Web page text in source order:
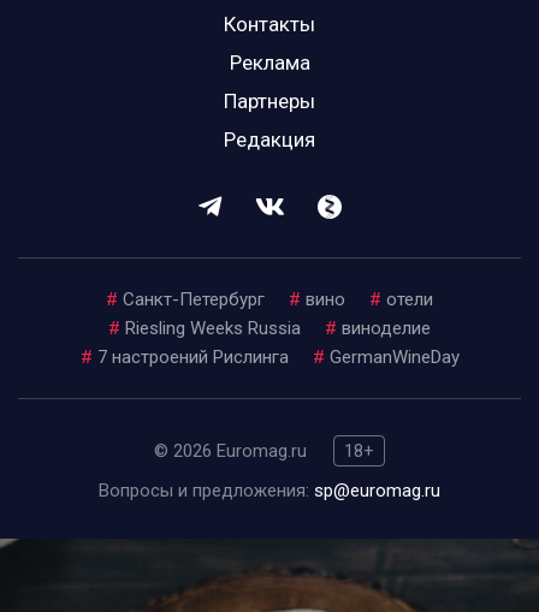
Контакты
Реклама
Партнеры
Редакция
# Санкт-Петербург # вино # отели
# Riesling Weeks Russia # виноделие
# 7 настроений Рислинга # GermanWineDay
© 2026 Euromag.ru
18+
Вопросы и предложения: sp@euromag.ru